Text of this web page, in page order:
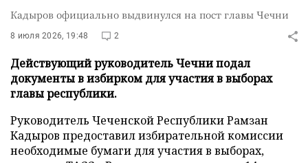
Кадыров официально выдвинулся на пост главы Чечни
8 июля 2026, 19:48 2
Действующий руководитель Чечни подал
документы в избирком для участия в выборах
главы республики.
Руководитель Чеченской Республики Рамзан
Кадыров предоставил избирательной комиссии
необходимые бумаги для участия в выборах,